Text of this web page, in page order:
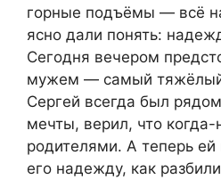
горные подъёмы — всё
ясно дали понять:
Сегодня вечером
мужем — самый
Сергей всегда был
мечты, верил, что когда-
родителями. А теперь ей
его надежду, как